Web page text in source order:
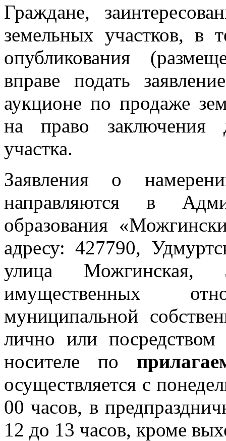
Граждане,
земельных участков, в
опубликования
вправе подать
аукционе по продаже
на право заключения
участка.
Заявления о
направляются в
образования
адресу: 427790,
улица
имущественных
муниципальной
лично или
носителе по
осуществляется с
00 часов, в
12 до 13 часов, кроме